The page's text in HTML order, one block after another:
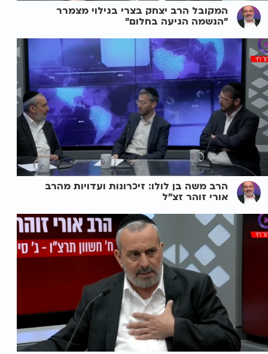
המקובל הרב יצחק בצרי בגילוי מצמרר
"הנשמה הגיעה בחלום"
הרב משה בן לולו: זיכרונות ועדויות מהרב
אורי זוהר זצ"ל